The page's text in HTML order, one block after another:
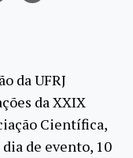
da UFRJ
da XXIX
Científica,
de evento, 10